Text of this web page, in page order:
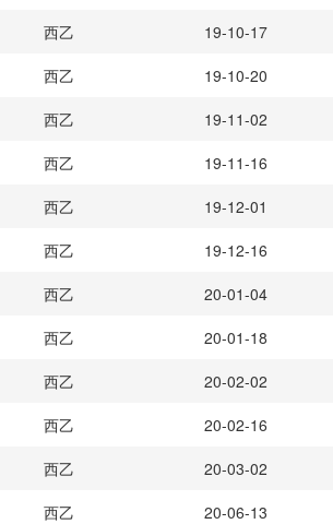
西乙
19-10-17
西乙
19-10-20
西乙
19-11-02
西乙
19-11-16
西乙
19-12-01
西乙
19-12-16
西乙
20-01-04
西乙
20-01-18
西乙
20-02-02
西乙
20-02-16
西乙
20-03-02
西乙
20-06-13